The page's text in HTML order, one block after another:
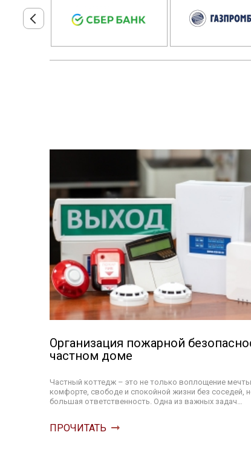
Организация пожарной
частном доме
Частный коттедж – это не только воплощение
комфорте, свободе и спокойной жизни без соседей,
большая ответственность. Одна из важных задач…
ПРОЧИТАТЬ